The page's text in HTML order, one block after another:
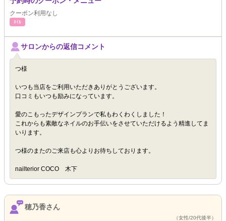
クーポン利用なし
ﾈｲﾙ
サロンからの返信コメント
つ様
いつも当店をご利用いただきありがとうございます。
口コミもいつも励みになっています。
愛のこもったデザインプランで私もわくわくしました！
これからも素敵なネイルのお手伝いをさせていただけるよう精進してま
いります。
つ様のまたのご来店も心よりお待ちしております。
nailterior COCO 木下
穂乃香さん
（女性/20代後半）